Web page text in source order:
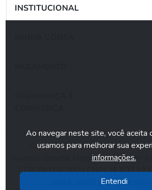
INSTITUCIONAL
Copyright ©2026 Todos os
Avenida General Melo, N° 266, Dom
CEP 78015-300 | CNPJ
3684-5000 |
Ao navegar neste site, você aceita
usamos para melhorar sua
informações.
Entendi